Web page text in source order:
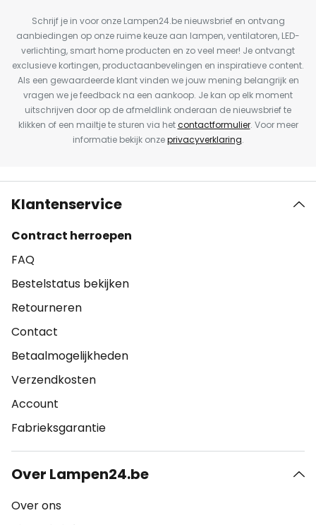
Schrijf je in voor onze Lampen24.be nieuwsbrief en ontvang
aanbiedingen op onze ruime keuze aan lampen, ventilatoren, LED-
verlichting, smart home producten en zo veel meer! Je ontvangt
exclusieve kortingen, productaanbevelingen en inspiratieve content.
Als een gewaardeerde klant vinden we jouw mening belangrijk en
vragen we je feedback na een aankoop. Je kan op elk moment
uitschrijven door op de afmeldlink onderaan de nieuwsbrief te
klikken of een mailtje te sturen via hetcontactformulier. Voor meer
informatie bekijk onzeprivacyverklaring.
Klantenservice
Contract herroepen
FAQ
Bestelstatus bekijken
Retourneren
Contact
Betaalmogelijkheden
Verzendkosten
Account
Fabrieksgarantie
Over Lampen24.be
Over ons